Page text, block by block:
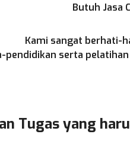
Butuh Jasa
Kami sangat berhati-
pendidikan serta
Tugas yang